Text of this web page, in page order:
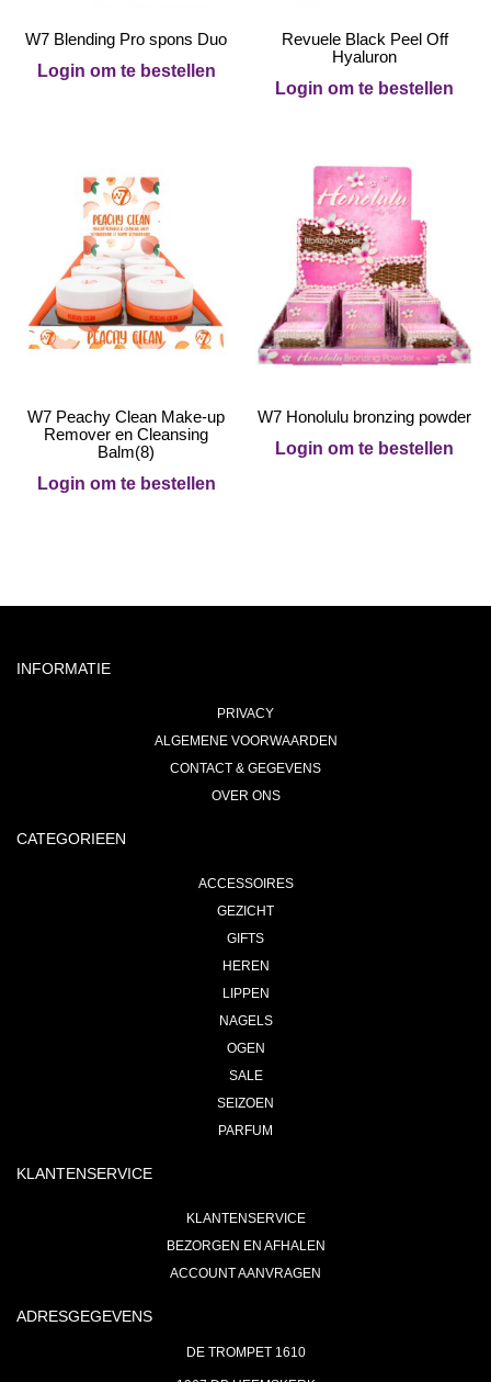
W7 Blending Pro spons Duo
Login om te bestellen
Revuele Black Peel Off
Hyaluron
Login om te bestellen
W7 Peachy Clean Make-up
Remover en Cleansing
Balm(8)
Login om te bestellen
W7 Honolulu bronzing powder
Login om te bestellen
INFORMATIE
PRIVACY
ALGEMENE VOORWAARDEN
CONTACT & GEGEVENS
OVER ONS
CATEGORIEEN
ACCESSOIRES
GEZICHT
GIFTS
HEREN
LIPPEN
NAGELS
OGEN
SALE
SEIZOEN
PARFUM
KLANTENSERVICE
KLANTENSERVICE
BEZORGEN EN AFHALEN
ACCOUNT AANVRAGEN
ADRESGEGEVENS
DE TROMPET 1610